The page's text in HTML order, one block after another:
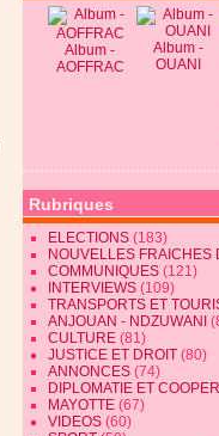
Album -
AOFFRAC
Album -
OUANI
Rubriques
ELECTIONS (183)
NOUVELLES FRAICHES
COMMUNIQUES (121)
INTERVIEWS (109)
TRANSPORTS ET
ANJOUAN - NDZUWANI
CULTURE (81)
JUSTICE ET DROIT (80)
ANNONCES (74)
DIPLOMATIE ET
MAYOTTE (67)
VIDEOS (60)